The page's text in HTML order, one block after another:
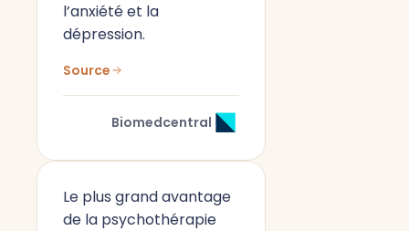
l’anxiété et la
dépression.
Source
Biomedcentral
Le plus grand avantage
de la psychothérapie